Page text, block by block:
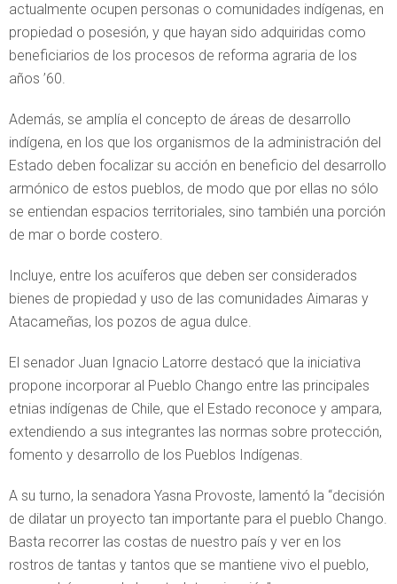
actualmente ocupen personas o comunidades indígenas, en
propiedad o posesión, y que hayan sido adquiridas como
beneficiarios de los procesos de reforma agraria de los
años ’60.
Además, se amplía el concepto de áreas de desarrollo
indígena, en los que los organismos de la administración del
Estado deben focalizar su acción en beneficio del desarrollo
armónico de estos pueblos, de modo que por ellas no sólo
se entiendan espacios territoriales, sino también una porción
de mar o borde costero.
Incluye, entre los acuíferos que deben ser considerados
bienes de propiedad y uso de las comunidades Aimaras y
Atacameñas, los pozos de agua dulce.
El senador Juan Ignacio Latorre destacó que la iniciativa
propone incorporar al Pueblo Chango entre las principales
etnias indígenas de Chile, que el Estado reconoce y ampara,
extendiendo a sus integrantes las normas sobre protección,
fomento y desarrollo de los Pueblos Indígenas.
A su turno, la senadora Yasna Provoste, lamentó la “decisión
de dilatar un proyecto tan importante para el pueblo Chango.
Basta recorrer las costas de nuestro país y ver en los
rostros de tantas y tantos que se mantiene vivo el pueblo,